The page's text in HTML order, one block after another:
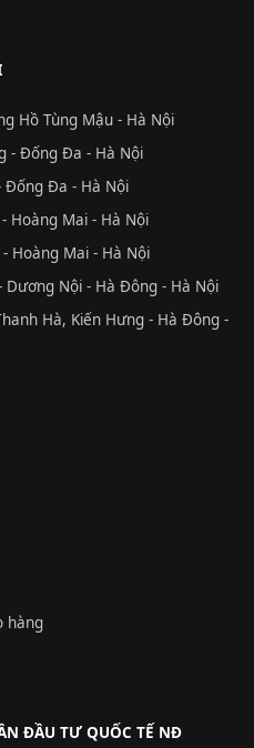
Hồ Tùng Mậu - Hà Nội
- Đống Đa - Hà Nội
Đống Đa - Hà Nội
Hoàng Mai - Hà Nội
Hoàng Mai - Hà Nội
Dương Nội - Hà Đông - Hà Nội
Hà, Kiến Hưng - Hà Đông -
hàng
ĐẦU TƯ QUỐC TẾ NĐ